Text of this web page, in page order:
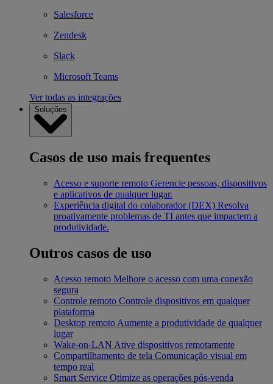
Salesforce
Zendesk
Slack
Microsoft Teams
Ver todas as integrações
Soluções
Casos de uso mais frequentes
Acesso e suporte remoto Gerencie pessoas, dispositivos
e aplicativos de qualquer lugar.
Experiência digital do colaborador (DEX) Resolva
proativamente problemas de TI antes que impactem a
produtividade.
Outros casos de uso
Acesso remoto Melhore o acesso com uma conexão
segura
Controle remoto Controle dispositivos em qualquer
plataforma
Desktop remoto Aumente a produtividade de qualquer
lugar
Wake-on-LAN Ative dispositivos remotamente
Compartilhamento de tela Comunicação visual em
tempo real
Smart Service Otimize as operações pós-venda